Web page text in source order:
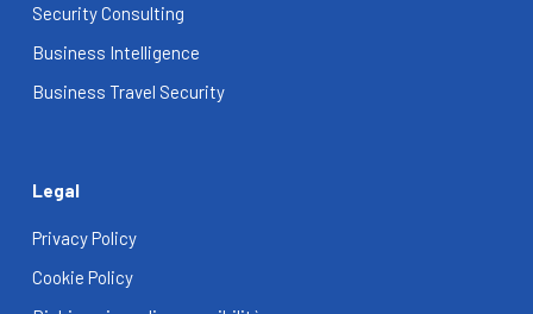
Security Consulting
Business Intelligence
Business Travel Security
Legal
Privacy Policy
Cookie Policy